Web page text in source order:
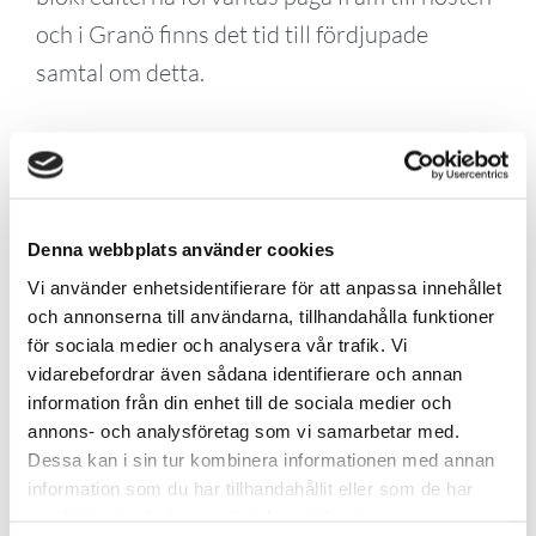
Denna webbplats använder cookies
Vi använder enhetsidentifierare för att anpassa innehållet
och annonserna till användarna, tillhandahålla funktioner
för sociala medier och analysera vår trafik. Vi
vidarebefordrar även sådana identifierare och annan
information från din enhet till de sociala medier och
annons- och analysföretag som vi samarbetar med.
Dessa kan i sin tur kombinera informationen med annan
information som du har tillhandahållit eller som de har
och i Granö finns det tid till fördjupade
samtal om detta.
arrangeras i Granö, Västerbotten,
under 30-31 maj. Programmet
innehåller, precis som tidigare år, en
hybriddel med föreläsningar via
länk. 2024 kommer dock mer tid
och fokus att läggas på de möten
som sker på plats.Konferensen